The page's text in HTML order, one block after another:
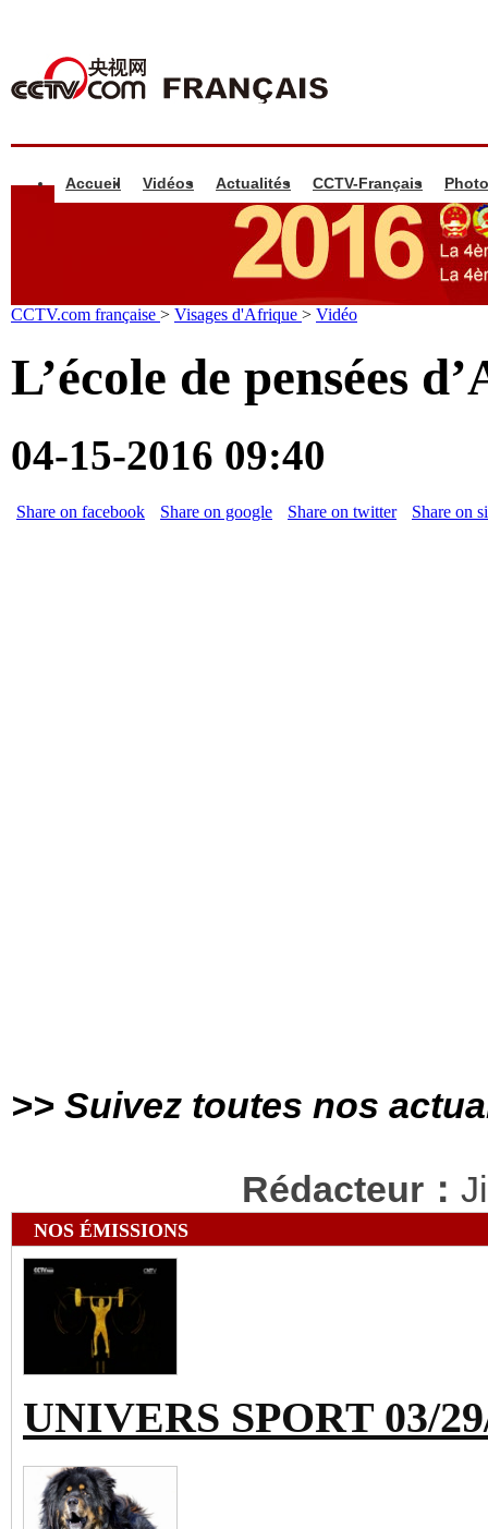
Accueil Vidéos Actualités CCTV-Français
CCTV.com française > Visages d'Afrique > Vidéo
L’école de pensées
04-15-2016 09:40
Share on facebook Share on google Share on twitter Share on
>> Suivez toutes nos
Rédacteur：
NOS ÉMISSIONS
UNIVERS SPORT 03/